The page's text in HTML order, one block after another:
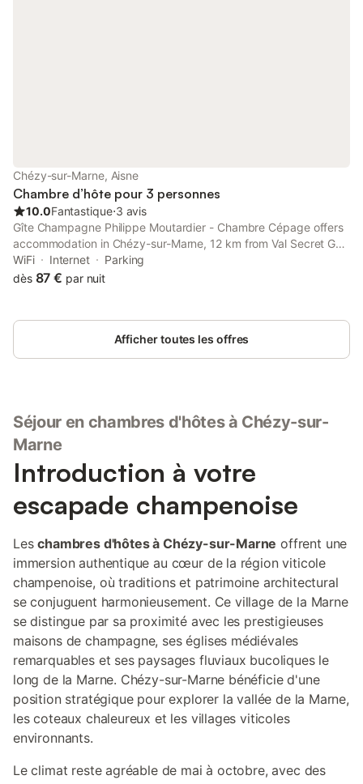
Chézy-sur-Marne, Aisne
Chambre d’hôte pour 3 personnes
10.0Fantastique⋅3 avis
Gîte Champagne Philippe Moutardier - Chambre Cépage offers
accommodation in Chézy-sur-Marne, 12 km from Val Secret Golf
Course and 41 km from Champagne Golf Course.
WiFi Internet
Parking
dès 87 € par nuit
Afficher toutes les offres
Séjour en chambres d'hôtes à Chézy-sur-
Marne
Introduction à votre
escapade champenoise
Leschambres d'hôtes à Chézy-sur-Marne offrent une
immersion authentique au cœur de la région viticole
champenoise, où traditions et patrimoine architectural
se conjuguent harmonieusement. Ce village de la Marne
se distingue par sa proximité avec les prestigieuses
maisons de champagne, ses églises médiévales
remarquables et ses paysages fluviaux bucoliques le
long de la Marne. Chézy-sur-Marne bénéficie d'une
position stratégique pour explorer la vallée de la Marne,
les coteaux chaleureux et les villages viticoles
environnants.
Le climat reste agréable de mai à octobre, avec des